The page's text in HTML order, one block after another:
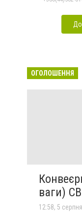
ОГОЛОШЕННЯ
ваги)
12:58, 5 серпня